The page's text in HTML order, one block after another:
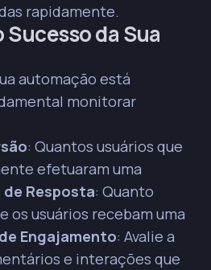
rapidamente.
da Sua
automação está
monitorar
: Quantos usuários que
efetuaram uma
de Resposta: Quanto
os usuários recebam uma
Engajamento: Avalie a
e interações que